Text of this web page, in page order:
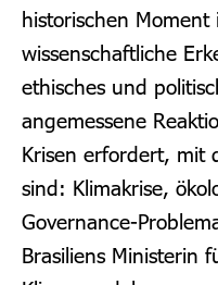
historischen
wissenschaftliche
ethisches und
angemessene
Krisen erfordert, mit
sind: Klimakrise,
Governance-
Brasiliens Ministerin